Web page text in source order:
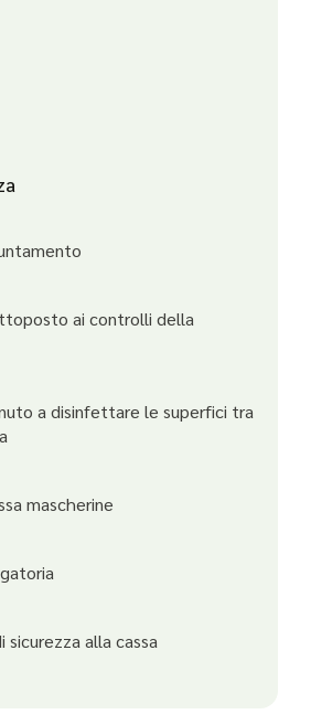
ai controlli della
a disinfettare le superfici tra
mascherine
sicurezza alla cassa